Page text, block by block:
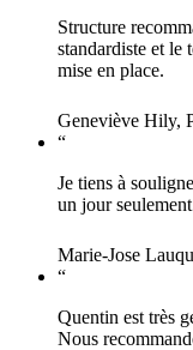
Structure
standardiste et le
mise en place.
Geneviève Hily,
“
Je tiens à
un jour
Marie-Jose
“
Quentin est très
Nous